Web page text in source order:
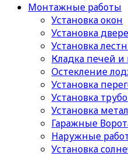
Монтажные работы
Установка окон
Установка
Установка
Кладка печей
Остекление
Установка
Установка
Установка
Гаражные
Наружные
Установка